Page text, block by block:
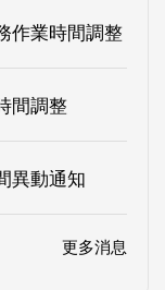
作業時間調整
間調整
異動通知
更多消息